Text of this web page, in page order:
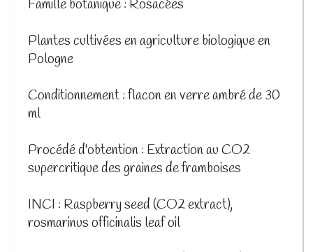
Famille botanique : Rosacées
Plantes cultivées en agriculture biologique en
Pologne
Conditionnement : flacon en verre ambré de 30
ml
Procédé d'obtention : Extraction au CO2
supercritique des graines de framboises
INCI : Raspberry seed (CO2 extract),
rosmarinus officinalis leaf oil